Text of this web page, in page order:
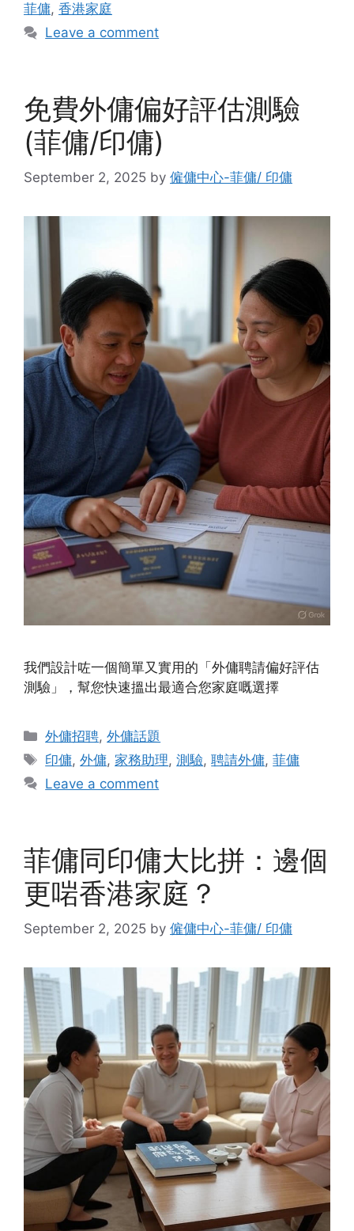
菲傭, 香港家庭
Leave a comment
免費外傭偏好評估測驗
(菲傭/印傭)
September 2, 2025 by 僱傭中心-菲傭/ 印傭
我們設計咗一個簡單又實用的「外傭聘請偏好評估
測驗」，幫您快速搵出最適合您家庭嘅選擇
Categories
外傭招聘,外傭話題
Tags
印傭,外傭, 家務助理,測驗,聘請外傭,菲傭
Leave a comment
菲傭同印傭大比拼：邊個
更啱香港家庭？
September 2, 2025 by 僱傭中心-菲傭/ 印傭